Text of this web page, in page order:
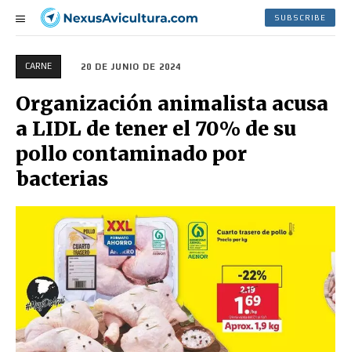
SUBSCRIBE
CARNE 20 DE JUNIO DE 2024
Organización animalista acusa
a LIDL de tener el 70% de su
pollo contaminado por
bacterias